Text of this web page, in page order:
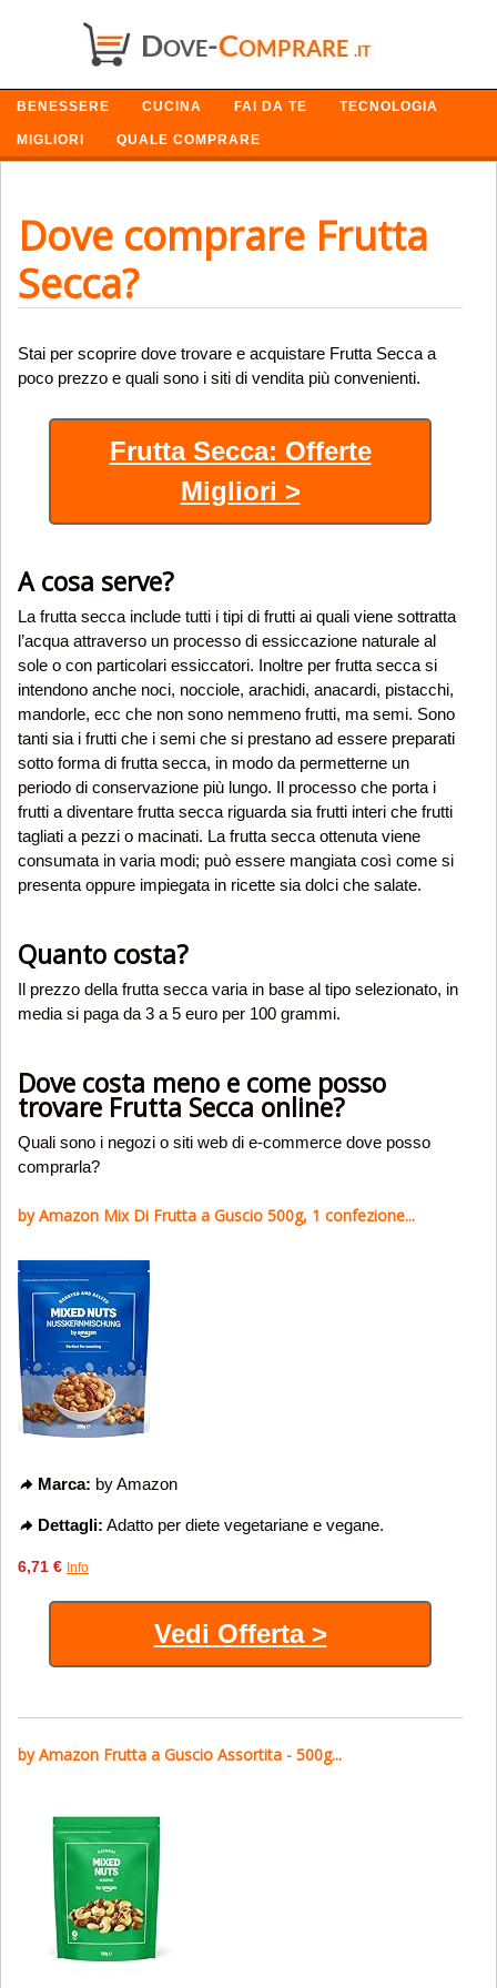
SETTORI
BENESSERE CUCINA FAI DA TE TECNOLOGIA
MIGLIORI QUALE COMPRARE
Dove comprare Frutta
Secca?
Stai per scoprire dove trovare e acquistare Frutta Secca a
poco prezzo e quali sono i siti di vendita più convenienti.
Frutta Secca: Offerte
Migliori >
A cosa serve?
La frutta secca include tutti i tipi di frutti ai quali viene sottratta
l’acqua attraverso un processo di essiccazione naturale al
sole o con particolari essiccatori. Inoltre per frutta secca si
intendono anche noci, nocciole, arachidi, anacardi, pistacchi,
mandorle, ecc che non sono nemmeno frutti, ma semi. Sono
tanti sia i frutti che i semi che si prestano ad essere preparati
sotto forma di frutta secca, in modo da permetterne un
periodo di conservazione più lungo. Il processo che porta i
frutti a diventare frutta secca riguarda sia frutti interi che frutti
tagliati a pezzi o macinati. La frutta secca ottenuta viene
consumata in varia modi; può essere mangiata così come si
presenta oppure impiegata in ricette sia dolci che salate.
Quanto costa?
Il prezzo della frutta secca varia in base al tipo selezionato, in
media si paga da 3 a 5 euro per 100 grammi.
Dove costa meno e come posso
trovare Frutta Secca online?
Quali sono i negozi o siti web di e-commerce dove posso
comprarla?
by Amazon Mix Di Frutta a Guscio 500g, 1 confezione...
Marca: by Amazon
Dettagli: Adatto per diete vegetariane e vegane.
6,71 € Info
Vedi Offerta >
by Amazon Frutta a Guscio Assortita - 500g...